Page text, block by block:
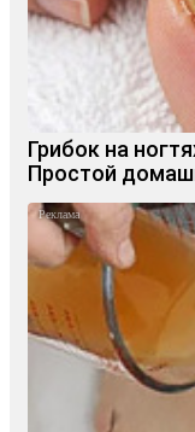
Грибок на
Простой